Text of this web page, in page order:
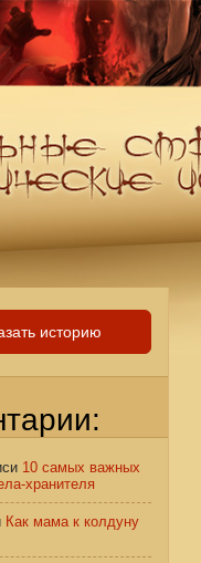
историю
10 самых важных
хранителя
Как мама к колдуну